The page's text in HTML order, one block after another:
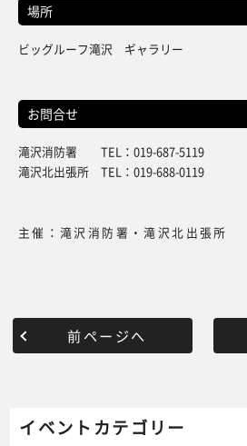
場所
ビッグルーフ滝沢 ギャラリー
お問合せ
滝沢消防署 TEL：019-687-5119
滝沢北出張所 TEL：019-688-0119
主催：滝沢消防署・滝沢北出張所
前ページへ
イベントカテゴリー